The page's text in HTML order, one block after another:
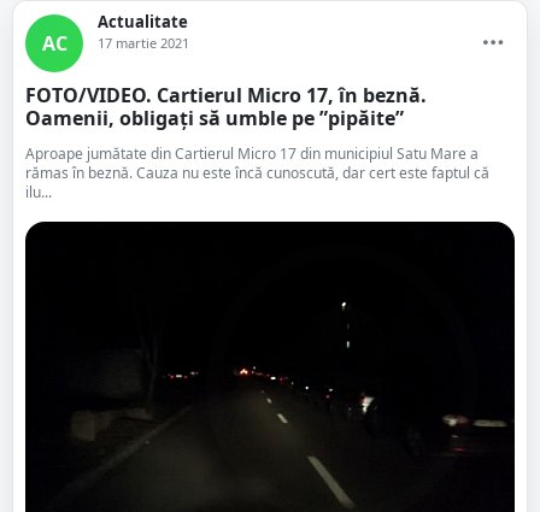
AC
Actualitate
17 martie 2021
FOTO/VIDEO. Cartierul Micro 17, în beznă.
Oamenii, obligați să umble pe ”pipăite”
Aproape jumătate din Cartierul Micro 17 din municipiul Satu Mare a
rămas în beznă. Cauza nu este încă cunoscută, dar cert este faptul că
ilu...